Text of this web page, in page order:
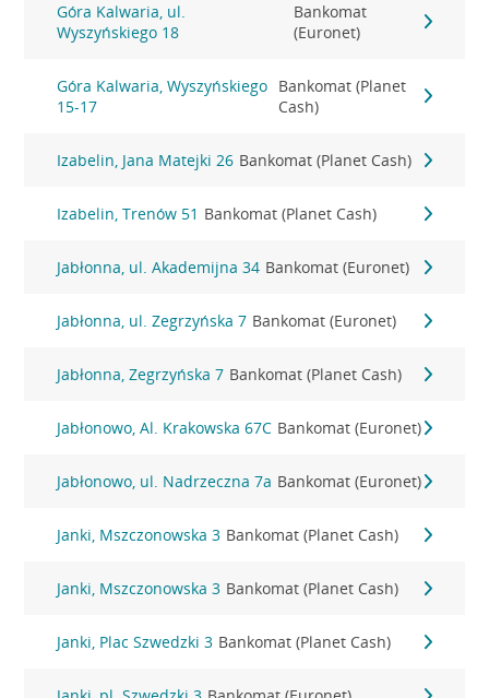
Góra Kalwaria, ul.
Wyszyńskiego 18
Bankomat
(Euronet)
Góra Kalwaria, Wyszyńskiego
15-17
Bankomat (Planet
Cash)
Izabelin, Jana Matejki 26 Bankomat (Planet Cash)
Izabelin, Trenów 51 Bankomat (Planet Cash)
Jabłonna, ul. Akademijna 34 Bankomat (Euronet)
Jabłonna, ul. Zegrzyńska 7 Bankomat (Euronet)
Jabłonna, Zegrzyńska 7 Bankomat (Planet Cash)
Jabłonowo, Al. Krakowska 67C Bankomat (Euronet)
Jabłonowo, ul. Nadrzeczna 7a Bankomat (Euronet)
Janki, Mszczonowska 3 Bankomat (Planet Cash)
Janki, Mszczonowska 3 Bankomat (Planet Cash)
Janki, Plac Szwedzki 3 Bankomat (Planet Cash)